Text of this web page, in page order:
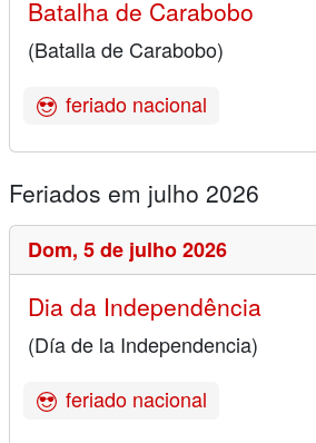
Batalha de Carabobo
(Batalla de Carabobo)
feriado nacional
Feriados em julho 2026
Dom, 5 de julho 2026
Dia da Independência
(Día de la Independencia)
feriado nacional